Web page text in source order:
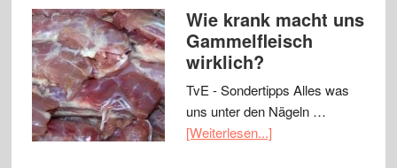
Wie krank macht uns
Gammelfleisch
wirklich?
TvE - Sondertipps Alles was
uns unter den Nägeln …
[Weiterlesen...]